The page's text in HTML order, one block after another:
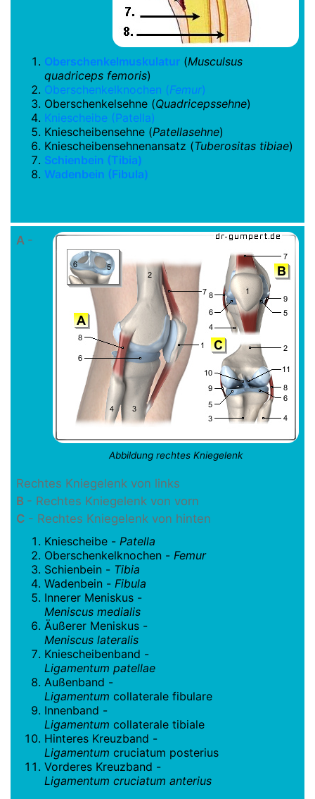
Oberschenkelmuskulatur (Musculsus
quadriceps femoris)
Oberschenkelknochen (Femur)
Oberschenkelsehne (Quadricepssehne)
Kniescheibe (Patella)
Kniescheibensehne (Patellasehne)
Kniescheibensehnenansatz (Tuberositas tibiae)
Schienbein (Tibia)
Wadenbein (Fibula)
Abbildung rechtes Kniegelenk
A -
Rechtes Kniegelenk von links
B - Rechtes Kniegelenk von vorn
C - Rechtes Kniegelenk von hinten
Kniescheibe - Patella
Oberschenkelknochen - Femur
Schienbein - Tibia
Wadenbein - Fibula
Innerer Meniskus -
Meniscus medialis
Äußerer Meniskus -
Meniscus lateralis
Kniescheibenband -
Ligamentum patellae
Außenband -
Ligamentum collaterale fibulare
Innenband -
Ligamentum collaterale tibiale
Hinteres Kreuzband -
Ligamentum cruciatum posterius
Vorderes Kreuzband -
Ligamentum cruciatum anterius